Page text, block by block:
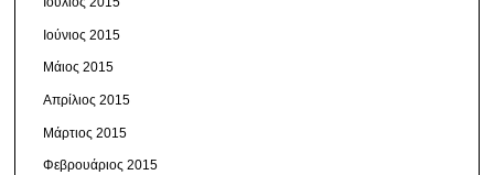
Ιούνιος 2015
Μάιος 2015
Απρίλιος 2015
Μάρτιος 2015
Φεβρουάριος 2015